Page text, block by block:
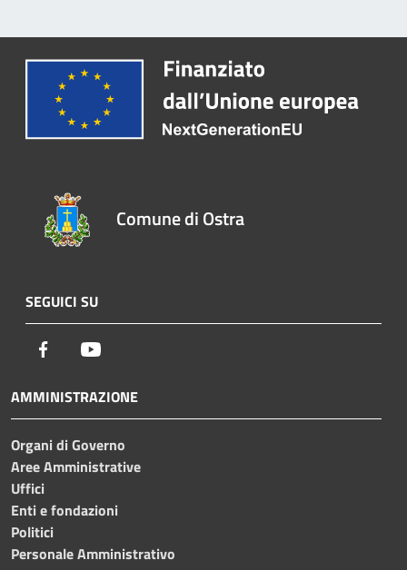
Comune di Ostra
SEGUICI SU
Facebook
AMMINISTRAZIONE
Organi di Governo
Aree Amministrative
Uffici
Enti e fondazioni
Politici
Personale Amministrativo